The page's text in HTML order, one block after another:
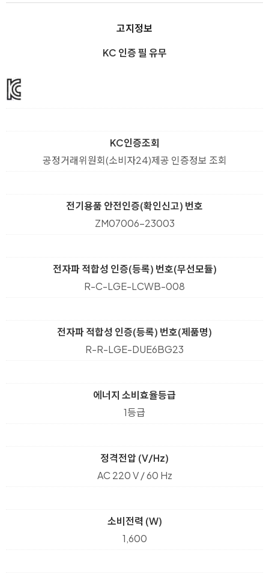
고지정보
KC 인증 필 유무
KC인증조회
공정거래위원회(소비자24)제공 인증정보 조회
전기용품 안전인증(확인신고) 번호
ZM07006-23003
전자파 적합성 인증(등록) 번호(무선모듈)
R-C-LGE-LCWB-008
전자파 적합성 인증(등록) 번호(제품명)
R-R-LGE-DUE6BG23
에너지 소비효율등급
1등급
정격전압 (V/Hz)
AC 220 V / 60 Hz
소비전력 (W)
1,600